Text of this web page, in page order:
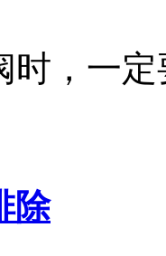
时，一
除